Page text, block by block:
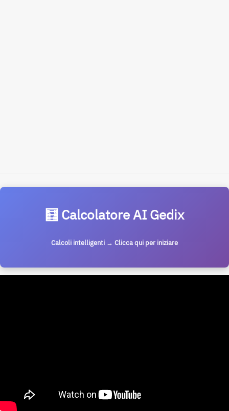
🧮 Calcolatore AI Gedix
Calcoli intelligenti → Clicca qui per iniziare